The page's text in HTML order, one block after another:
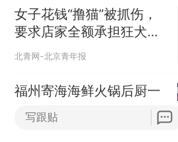
女子花钱“撸猫”被抓伤，
要求店家全额承担狂犬疫
苗费用遭拒；涉事门店回
北青网-北京青年报
福州寄海海鲜火锅后厨一
维修工困传菜梯被夹身
亡，应急管理局证实，已
写跟贴